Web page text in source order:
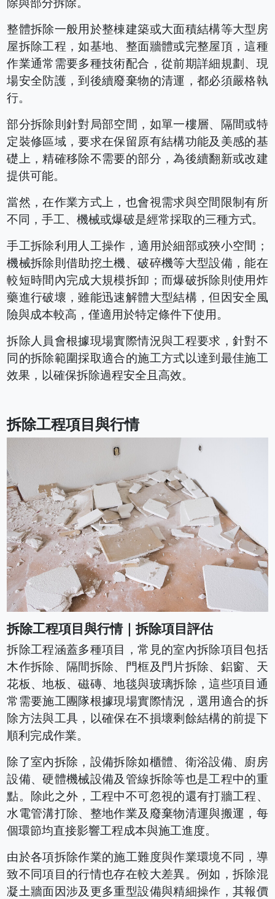
整體拆除一般用於整棟建築或大面積結構等大型房
屋拆除工程，如基地、整面牆體或完整屋頂，這種
作業通常需要多種技術配合，從前期詳細規劃、現
場安全防護，到後續廢棄物的清運，都必須嚴格執
行。
部分拆除則針對局部空間，如單一樓層、隔間或特
定裝修區域，要求在保留原有結構功能及美感的基
礎上，精確移除不需要的部分，為後續翻新或改建
提供可能。
當然，在作業方式上，也會視需求與空間限制有所
不同，手工、機械或爆破是經常採取的三種方式。
手工拆除利用人工操作，適用於細部或狹小空間；
機械拆除則借助挖土機、破碎機等大型設備，能在
較短時間內完成大規模拆卸；而爆破拆除則使用炸
藥進行破壞，雖能迅速解體大型結構，但因安全風
險與成本較高，僅適用於特定條件下使用。
拆除人員會根據現場實際情況與工程要求，針對不
同的拆除範圍採取適合的施工方式以達到最佳施工
效果，以確保拆除過程安全且高效。
拆除工程項目與行情
拆除工程項目與行情｜拆除項目評估
拆除工程涵蓋多種項目，常見的室內拆除項目包括
木作拆除、隔間拆除、門框及門片拆除、鋁窗、天
花板、地板、磁磚、地毯與玻璃拆除，這些項目通
常需要施工團隊根據現場實際情況，選用適合的拆
除方法與工具，以確保在不損壞剩餘結構的前提下
順利完成作業。
除了室內拆除，設備拆除如櫃體、衛浴設備、廚房
設備、硬體機械設備及管線拆除等也是工程中的重
點。除此之外，工程中不可忽視的還有打牆工程、
水電管溝打除、整地作業及廢棄物清運與搬運，每
個環節均直接影響工程成本與施工進度。
由於各項拆除作業的施工難度與作業環境不同，導
致不同項目的行情也存在較大差異。例如，拆除混
凝土牆面因涉及更多重型設備與精細操作，其報價